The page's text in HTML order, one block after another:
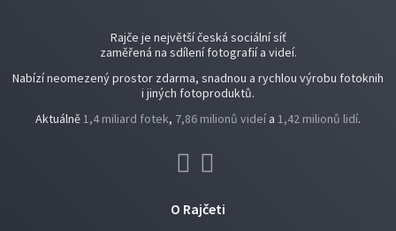
Rajče je největší česká sociální síť
zaměřená na sdílení fotografií a videí.
Nabízí neomezený prostor zdarma, snadnou a rychlou výrobu fotoknih
i jiných fotoproduktů.
Aktuálně1,4 miliard fotek, 7,86 milionů videí a 1,42 milionů lidí.
O Rajčeti